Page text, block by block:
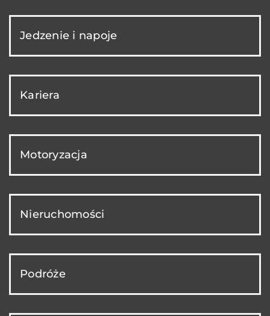
Jedzenie i napoje
Kariera
Motoryzacja
Nieruchomości
Podróże